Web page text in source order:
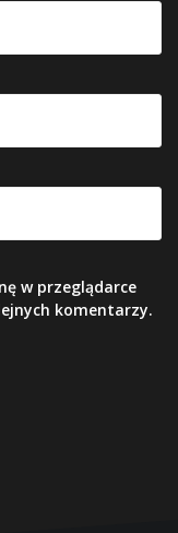
w przeglądarce
komentarzy.